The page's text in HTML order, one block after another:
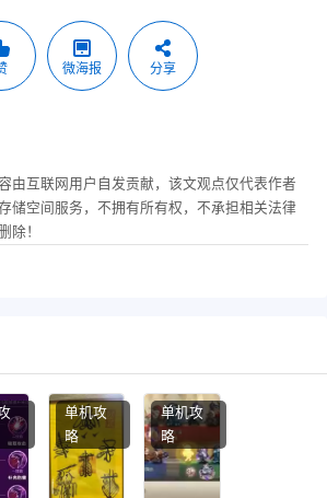
微海报 分享
由互联网用户自发贡献，该文观点仅代表作者
储空间服务，不拥有所有权，不承担相关法律
除！
单机攻
略
单机攻
略